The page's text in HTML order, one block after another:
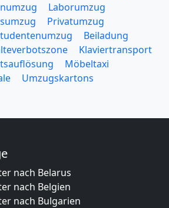
Laborumzug
Privatumzug
Beiladung
Klaviertransport
Möbeltaxi
Umzugskartons
nach Belarus
nach Belgien
nach Bulgarien